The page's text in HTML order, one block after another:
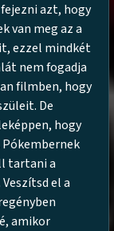
azt, hogy
van meg az a
ezzel mindkét
nem fogadja
filmben, hogy
De
hogy
tartani a
el a
amikor